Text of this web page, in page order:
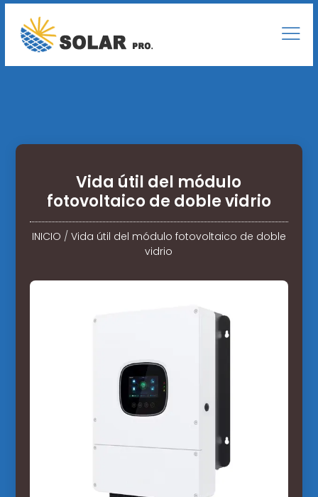
Vida útil del módulo
fotovoltaico de doble vidrio
INICIO / Vida útil del módulo fotovoltaico de doble
vidrio